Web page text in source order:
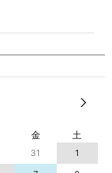
金 土
31
1